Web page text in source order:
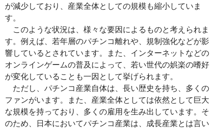
が減少しており、産業全体としての規模も縮小していま
す。
このような状況は、様々な要因によるものと考えられま
す。例えば、若年層のパチンコ離れや、規制強化などが影
響しているとされています。また、インターネットなどの
オンラインゲームの普及によって、若い世代の娯楽の嗜好
が変化していることも一因として挙げられます。
ただし、パチンコ産業自体は、長い歴史を持ち、多くの
ファンがいます。また、産業全体としては依然として巨大
な規模を持っており、多くの雇用を生み出しています。そ
のため、日本においてパチンコ産業は、成長産業とは言い